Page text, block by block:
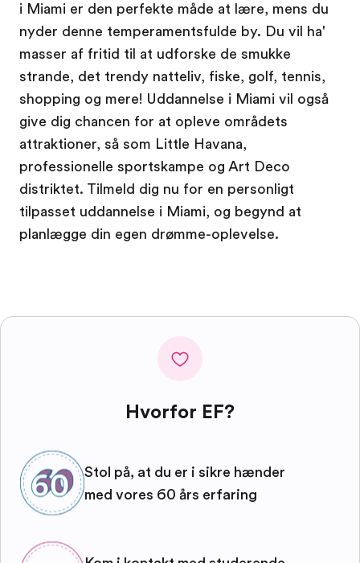
i Miami er den perfekte måde at lære, mens du
nyder denne temperamentsfulde by. Du vil ha'
masser af fritid til at udforske de smukke
strande, det trendy natteliv, fiske, golf, tennis,
shopping og mere! Uddannelse i Miami vil også
give dig chancen for at opleve områdets
attraktioner, så som Little Havana,
professionelle sportskampe og Art Deco
distriktet. Tilmeld dig nu for en personligt
tilpasset uddannelse i Miami, og begynd at
planlægge din egen drømme-oplevelse.
Hvorfor EF?
Stol på, at du er i sikre hænder
med vores 60 års erfaring